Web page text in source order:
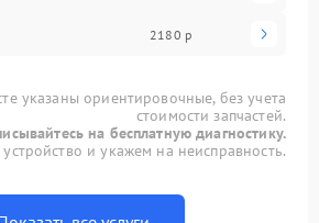
2180 р
указаны ориентировочные, без учета
стоимости запчастей.
на бесплатную диагностику.
и укажем на неисправность.